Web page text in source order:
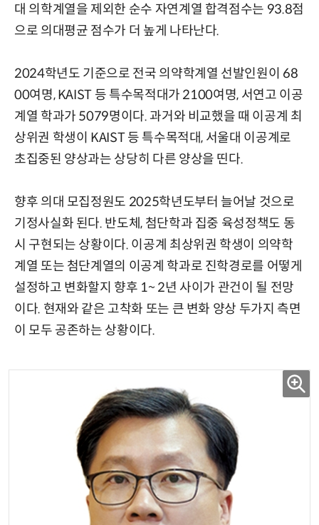
대 의학계열을 제외한 순수 자연계열 합격점수는 93.8점
으로 의대평균 점수가 더 높게 나타난다.
2024학년도 기준으로 전국 의약학계열 선발인원이 68
00여명, KAIST 등 특수목적대가 2100여명, 서연고 이공
계열 학과가 5079명이다. 과거와 비교했을 때 이공계 최
상위권 학생이 KAIST 등 특수목적대, 서울대 이공계로
초집중된 양상과는 상당히 다른 양상을 띤다.
향후 의대 모집정원도 2025학년도부터 늘어날 것으로
기정사실화 된다. 반도체, 첨단학과 집중 육성정책도 동
시 구현되는 상황이다. 이공계 최상위권 학생이 의약학
계열 또는 첨단계열의 이공계 학과로 진학경로를 어떻게
설정하고 변화할지 향후 1~ 2년 사이가 관건이 될 전망
이다. 현재와 같은 고착화 또는 큰 변화 양상 두가지 측면
이 모두 공존하는 상황이다.